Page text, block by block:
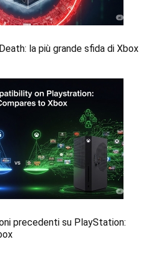
la più grande sfida di Xbox
precedenti su PlayStation: